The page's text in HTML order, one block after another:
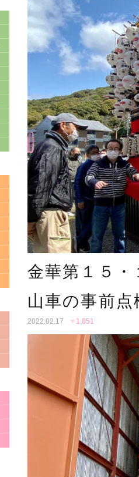
金華第１５・
山車の事前点
2022.02.17 ♥ 1,851